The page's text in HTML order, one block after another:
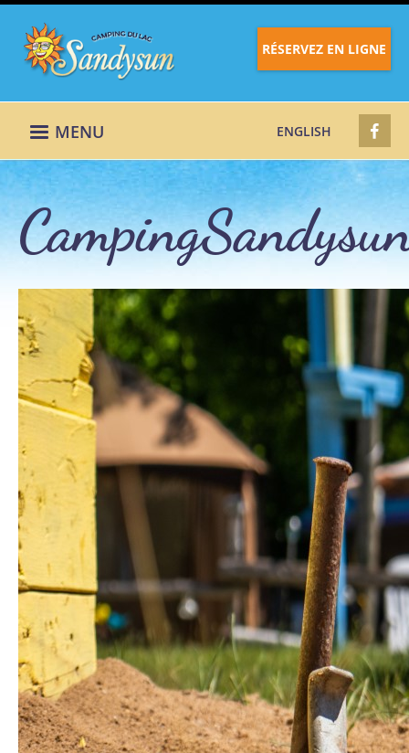
RÉSERVEZ EN LIGNE
MENU ENGLISH